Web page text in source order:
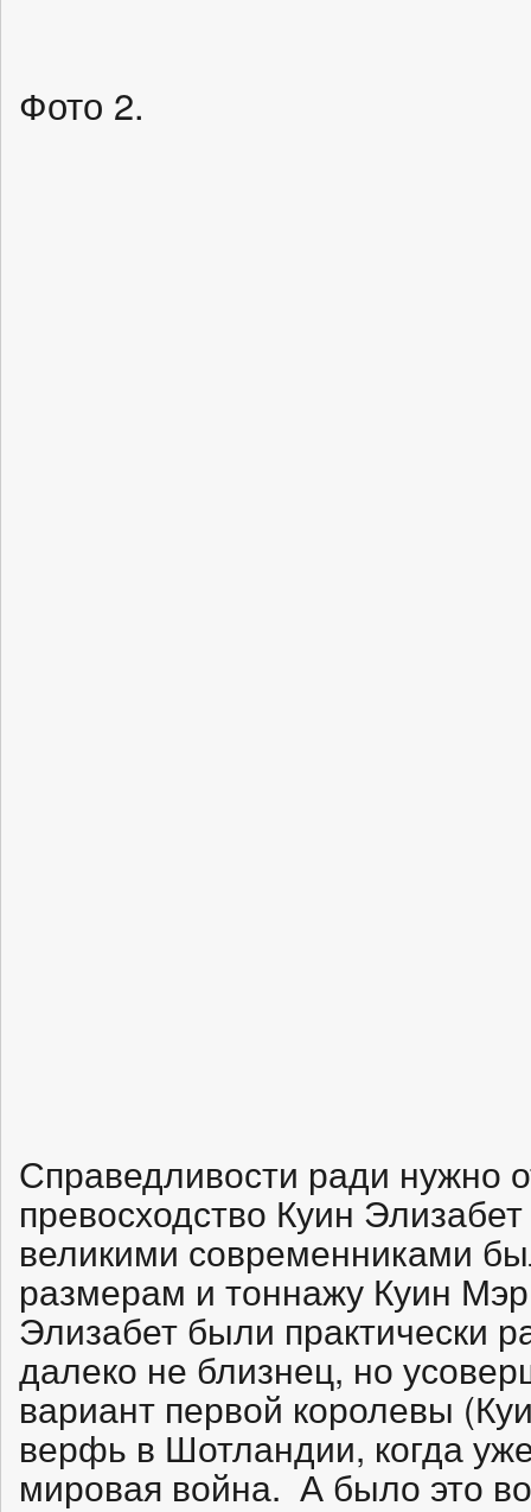
Фото 2.
Справедливости ради нужно
превосходство Куин
великими современниками
размерам и тоннажу Куин
Элизабет были практически
далеко не близнец, но
вариант первой королевы
верфь в Шотландии, когда
мировая война. А было это